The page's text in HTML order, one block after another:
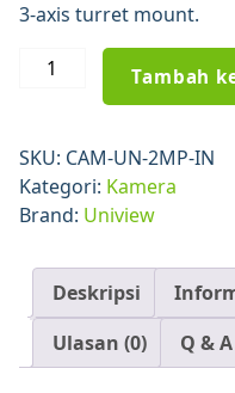
3-axis turret mount.
Kuantitas
T112-
F28(40)
–
Turret
Analog
Camera
Tambah
SKU: CAM-UN-2MP-IN
Kategori: Kamera
Brand: Uniview
Deskripsi
Ulasan (0)
Q & A